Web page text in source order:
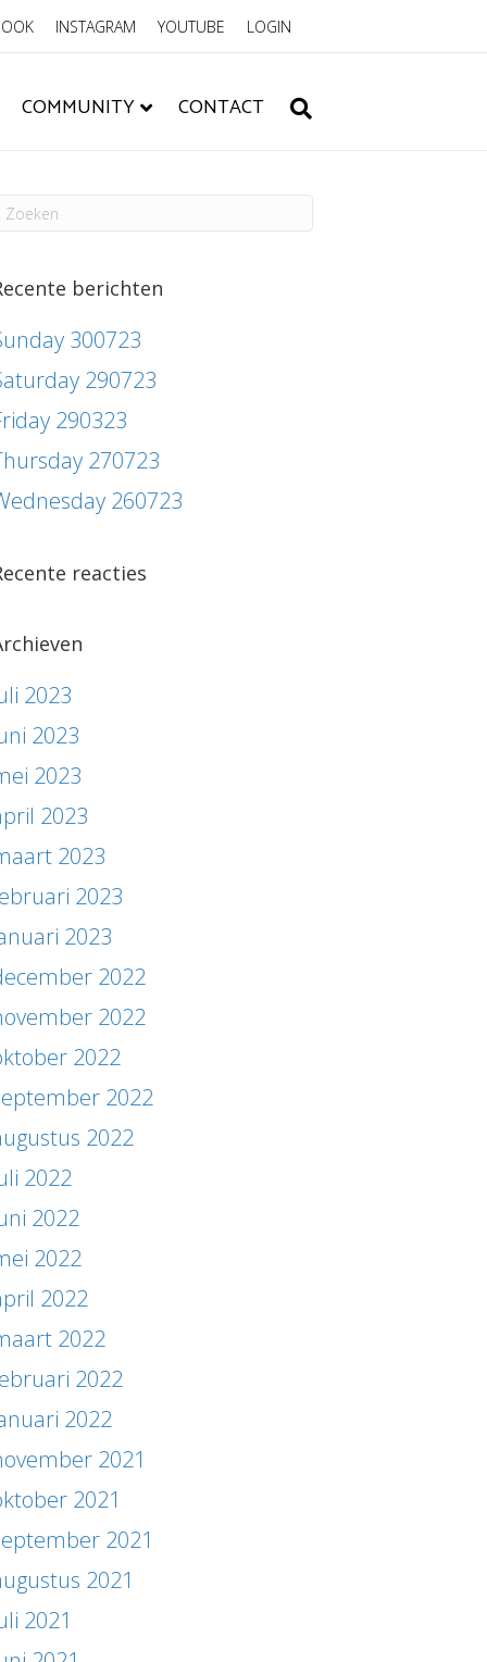
INSTAGRAM YOUTUBE LOGIN
COMMUNITY CONTACT
berichten
300723
290723
290323
270723
260723
reacties
2023
2023
2023
2023
2023
2023
2023
2022
2022
2022
2022
2022
2022
2022
2022
2022
2022
2022
2022
2021
2021
2021
2021
2021